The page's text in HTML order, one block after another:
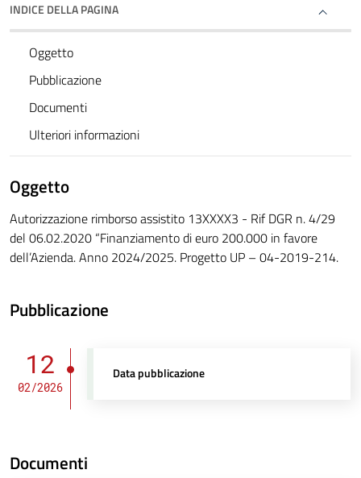
INDICE DELLA PAGINA
Oggetto
Pubblicazione
Documenti
Ulteriori informazioni
Oggetto
Autorizzazione rimborso assistito 13XXXX3 - Rif DGR n. 4/29
del 06.02.2020 “Finanziamento di euro 200.000 in favore
dell’Azienda. Anno 2024/2025. Progetto UP – 04-2019-214.
Pubblicazione
12
02/2026
Data pubblicazione
Documenti